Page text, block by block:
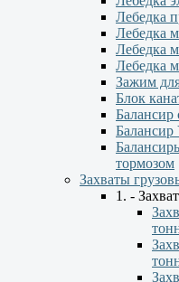
Лебедка
Лебедка
Лебедка
Лебедка
Зажим
Блок
тормозом
Захваты
1. -